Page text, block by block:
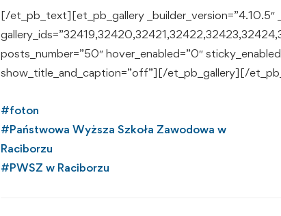
[/et_pb_text][et_pb_gallery _builder_version=”4.10.5″
posts_number=”50″ hover_enabled=”0″
show_title_and_caption=”off”][/et_pb_gallery][/
#foton
#Państwowa Wyższa Szkoła Zawodowa w
Raciborzu
#PWSZ w Raciborzu